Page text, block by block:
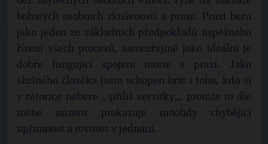
bohatých osobních zkušeností a praxe. Praxi beru
jako jeden ze základních předpokladů úspěšného
řízení všech procesů, samozřejmě jako ideální je
dobře fungující spojení teorie s praxí. Jako
slušného člověka jsem schopen brát i toho, kdo si
v rétorice nebere „ příliš servítky„, protože to dle
mého názoru prokazuje mnohdy chybějící
upřímnost a rovnost v jednání.